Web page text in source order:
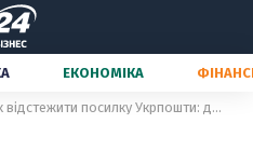
ЕКОНОМІКА
Як відстежити посилку Укрпошти: детальна інструкція та всі можливі способи